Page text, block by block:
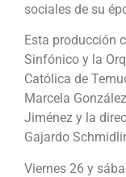
sociales de su
Esta producción
Sinfónico y la
Católica de
Marcela
Jiménez y la
Gajardo
Viernes 26 y